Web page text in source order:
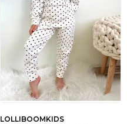
LOLLIBOOMKIDS